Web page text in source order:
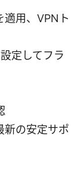
適用、VPNト
定してフラ
新の安定サポ